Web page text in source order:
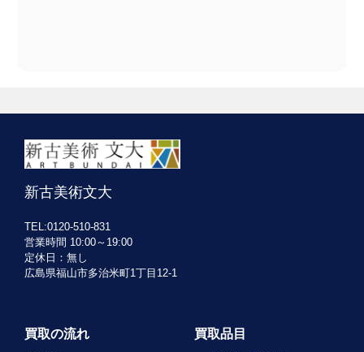
新古美術文大
TEL:0120-510-831
営業時間 10:00～19:00
定休日：無し
広島県福山市多治米町1丁目12-1
買取の流れ 買取品目